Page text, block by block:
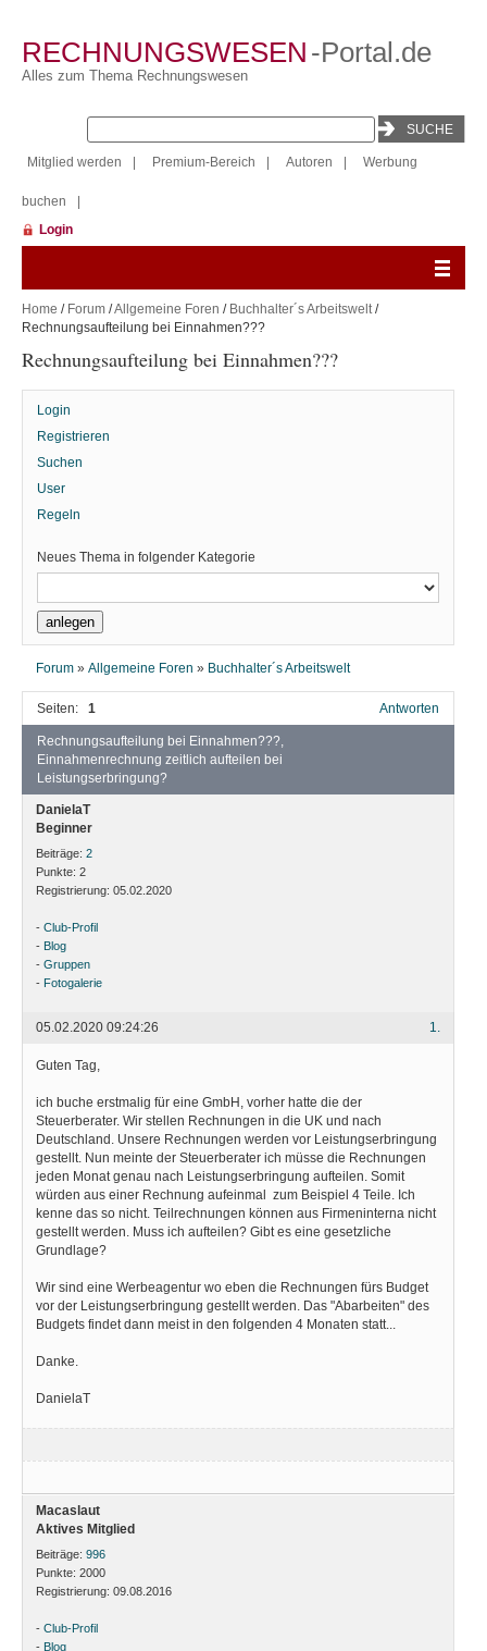
RECHNUNGSWESEN -Portal.de
Alles zum Thema Rechnungswesen
Mitglied werden Premium-Bereich Autoren Werbung
buchen
Login
Home / Forum /Allgemeine Foren / Buchhalter´s Arbeitswelt/
Rechnungsaufteilung bei Einnahmen???
Rechnungsaufteilung bei Einnahmen???
Login
Registrieren
Suchen
User
Regeln
Neues Thema in folgender Kategorie
Forum »Allgemeine Foren » Buchhalter´s Arbeitswelt
Seiten: 1 Antworten
Rechnungsaufteilung bei Einnahmen???,
Einnahmenrechnung zeitlich aufteilen bei
Leistungserbringung?
DanielaT
Beginner
Beiträge: 2
Punkte: 2
Registrierung: 05.02.2020
- Club-Profil
- Blog
- Gruppen
- Fotogalerie
1.
05.02.2020 09:24:26
Guten Tag,
ich buche erstmalig für eine GmbH, vorher hatte die der
Steuerberater. Wir stellen Rechnungen in die UK und nach
Deutschland. Unsere Rechnungen werden vor Leistungserbringung
gestellt. Nun meinte der Steuerberater ich müsse die Rechnungen
jeden Monat genau nach Leistungserbringung aufteilen. Somit
würden aus einer Rechnung aufeinmal zum Beispiel 4 Teile. Ich
kenne das so nicht. Teilrechnungen können aus Firmeninterna nicht
gestellt werden. Muss ich aufteilen? Gibt es eine gesetzliche
Grundlage?
Wir sind eine Werbeagentur wo eben die Rechnungen fürs Budget
vor der Leistungserbringung gestellt werden. Das "Abarbeiten" des
Budgets findet dann meist in den folgenden 4 Monaten statt...
Danke.
DanielaT
Macaslaut
Aktives Mitglied
Beiträge: 996
Punkte: 2000
Registrierung: 09.08.2016
- Club-Profil
- Blog